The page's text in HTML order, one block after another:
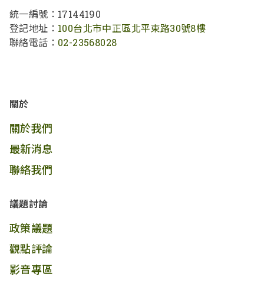
統一編號：17144190
登記地址： 100台北市中正區北平東路30號8樓
聯絡電話： 02-23568028
關於
關於我們
最新消息
聯絡我們
議題討論
政策議題
觀點評論
影音專區